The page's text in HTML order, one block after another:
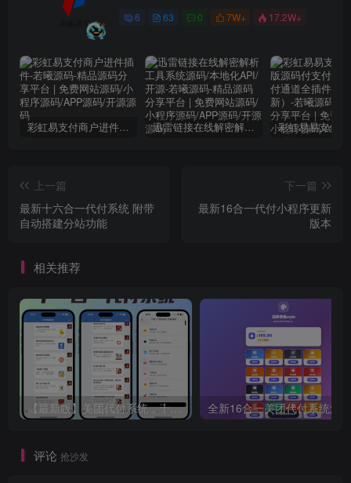
6 63 0 7W+ 17.2W+
彩虹易支付商户进件插件 迅雷链接在线解密解析工具系统源码/本地化API/开源
上一篇
最新十六合一代付系统 附带
自动搭建分站功能
下一篇
最新16合一代付小程序更新
版本
相关推荐
【最新版】美团代付系统，十一合一代付系统带小程序系统，11 合 1 代付系统，飞猪代付系统、携程代付系统 全新16合一美团代付系统源码
评论 抢沙发